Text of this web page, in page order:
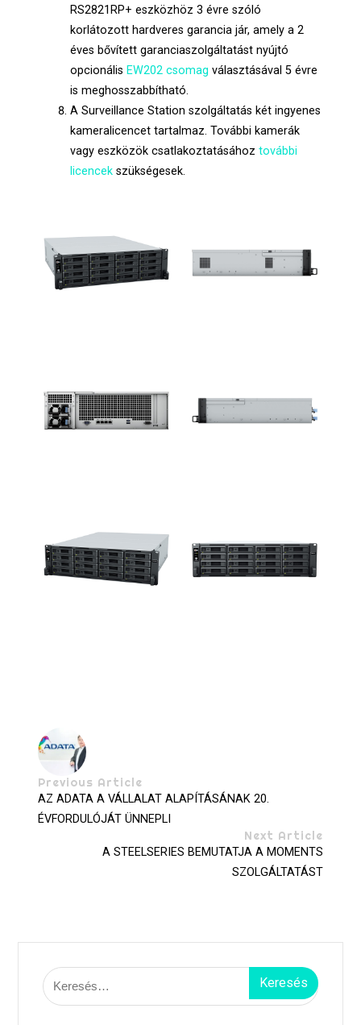
RS2821RP+ eszközhöz 3 évre szóló
korlátozott hardveres garancia jár, amely a 2
éves bővített garanciaszolgáltatást nyújtó
opcionális EW202 csomag választásával 5 évre
is meghosszabbítható.
A Surveillance Station szolgáltatás két ingyenes
kameralicencet tartalmaz. További kamerák
vagy eszközök csatlakoztatásáhoztovábbi
licencek szükségesek.
Previous Article
AZ ADATA A VÁLLALAT ALAPÍTÁSÁNAK 20.
ÉVFORDULÓJÁT ÜNNEPLI
Next Article
A STEELSERIES BEMUTATJA A MOMENTS
SZOLGÁLTATÁST
Keresés: